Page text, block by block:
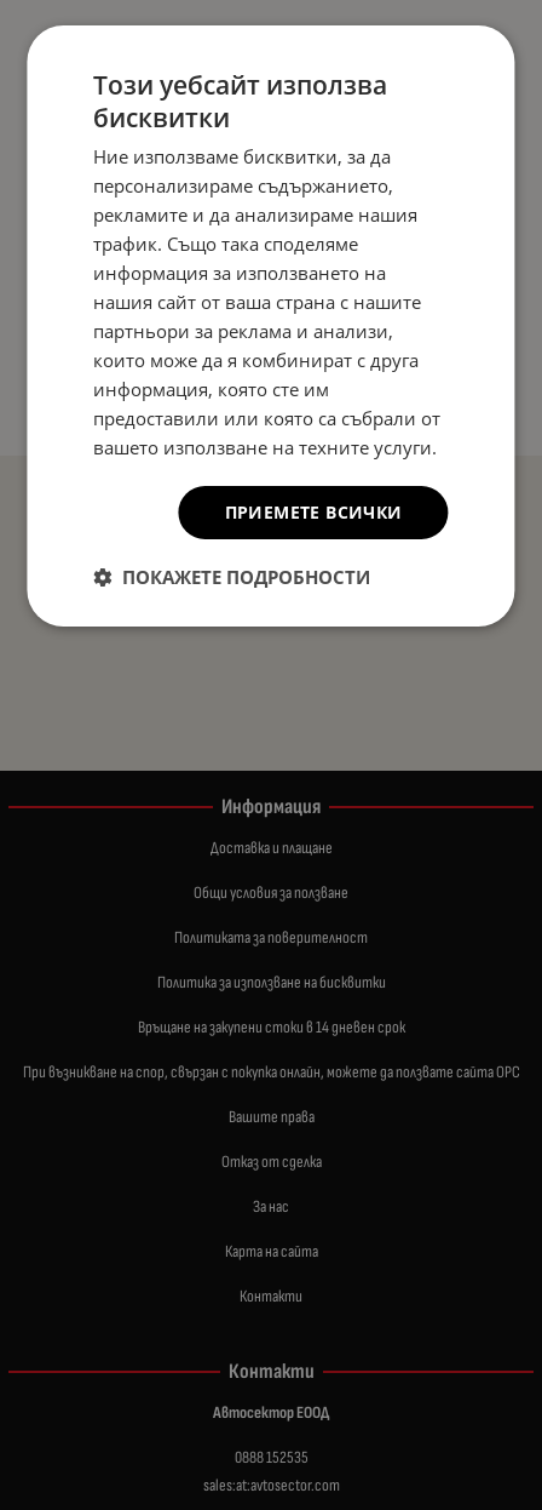
Информация
Доставка и плащане
Общи условия за ползване
Политиката за поверителност
Политика за използване на бисквитки
Връщане на закупени стоки в 14 дневен срок
При възникване на спор, свързан с покупка онлайн, можете да ползвате сайта ОРС
Вашите права
Отказ от сделка
За нас
Карта на сайта
Контакти
Контакти
Автосектор ЕООД
0888 152535
sales:at:avtosector.com
Този уебсайт използва
бисквитки
Ние използваме бисквитки, за да
персонализираме съдържанието,
рекламите и да анализираме нашия
трафик. Също така споделяме
информация за използването на
нашия сайт от ваша страна с нашите
партньори за реклама и анализи,
които може да я комбинират с друга
информация, която сте им
предоставили или която са събрали от
вашето използване на техните услуги.
ПРИЕМЕТЕ ВСИЧКИ
ПОКАЖЕТЕ ПОДРОБНОСТИ